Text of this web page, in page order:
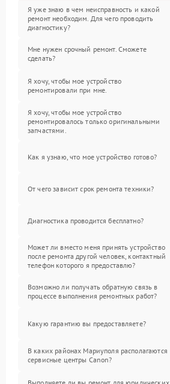
Я уже знаю в чем неисправность и какой
ремонт необходим. Для чего проводить
диагностику?
Мне нужен срочный ремонт. Сможете
сделать?
Я хочу, чтобы мое устройство
ремонтировали при мне.
Я хочу, чтобы мое устройство
ремонтировалось только оригинальными
запчастями.
Как я узнаю, что мое устройство готово?
От чего зависит срок ремонта техники?
Диагностика проводится бесплатно?
Может ли вместо меня принять устройство
после ремонта другой человек, контактный
телефон которого я предоставлю?
Возможно ли получать обратную связь в
процессе выполнения ремонтных работ?
Какую гарантию вы предоставляете?
В каких районах Мариуполя располагаются
сервисные центры Canon?